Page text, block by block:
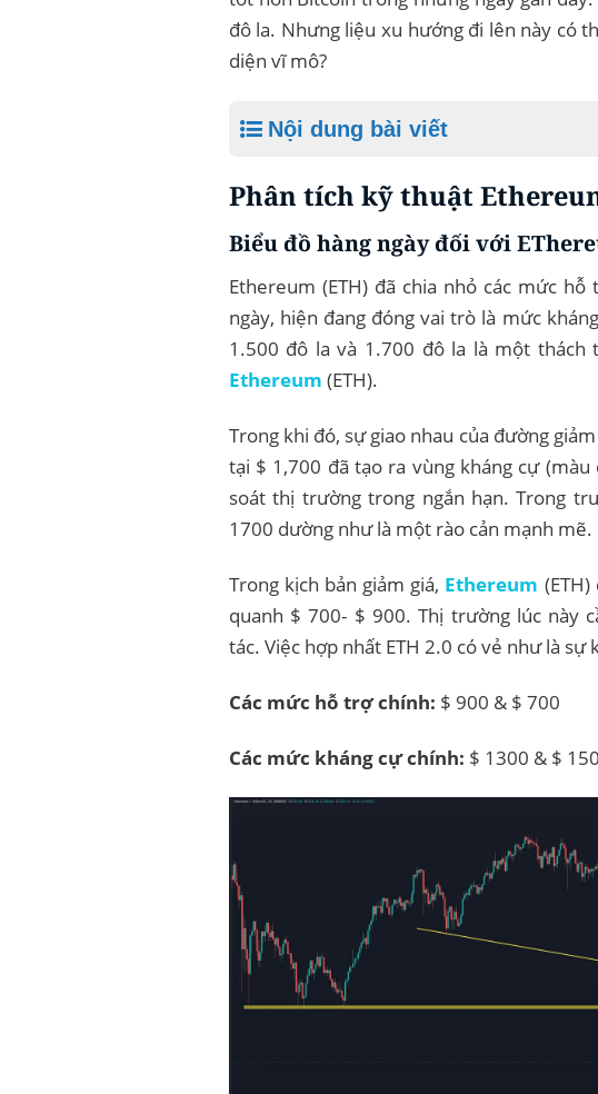
đô la. Nhưng liệu xu hướng đi lên này có
diện vĩ mô?
Nội dung bài viết
Phân tích kỹ thuật
Biểu đồ hàng ngày đối với
Ethereum (ETH) đã chia nhỏ các mức
ngày, hiện đang đóng vai trò là mức
1.500 đô la và 1.700 đô la là một
Ethereum (ETH).
Trong khi đó, sự giao nhau của đường
tại $ 1,700 đã tạo ra vùng kháng cự
soát thị trường trong ngắn hạn. Trong
1700 dường như là một rào cản mạnh mẽ.
Trong kịch bản giảm giá, Ethereum
quanh $ 700- $ 900. Thị trường lúc này
tác. Việc hợp nhất ETH 2.0 có vẻ như là
Các mức hỗ trợ chính: $ 900 & $ 700
Các mức kháng cự chính: $ 1300 & $